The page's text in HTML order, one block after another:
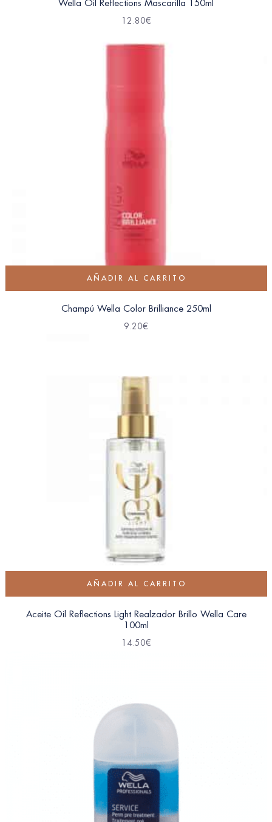
Wella Oil Reflections Mascarilla 150ml
12.80€
AÑADIR AL CARRITO
Champú Wella Color Brilliance 250ml
9.20€
AÑADIR AL CARRITO
Aceite Oil Reflections Light Realzador Brillo Wella Care
100ml
14.50€